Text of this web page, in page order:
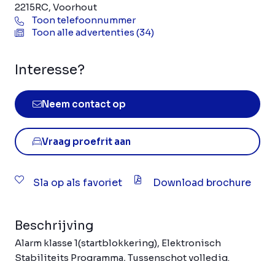
2215RC, Voorhout
Toon telefoonnummer
Toon alle advertenties (34)
Interesse?
Neem contact op
Vraag proefrit aan
Sla op als favoriet Download brochure
Beschrijving
Alarm klasse 1(startblokkering), Elektronisch
Stabiliteits Programma, Tussenschot volledig.